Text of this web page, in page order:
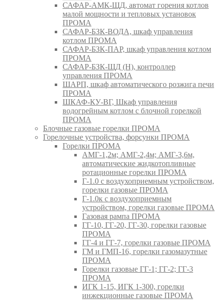
САФАР-АМК-ЩД, автомат горения котлов
малой мощности и тепловых установок
ПРОМА
САФАР-БЗК-ВОДА, шкаф управления
котлом ПРОМА
САФАР-БЗК-ПАР, шкаф управления котлом
ПРОМА
САФАР-БЗК-ЩД (Н), контроллер
управления ПРОМА
ШАРП, шкаф автоматического розжига печи
ПРОМА
ШКАФ-КУ-ВГ, Шкаф управления
водогрейным котлом с блочной горелкой
ПРОМА
Блочные газовые горелки ПРОМА
Горелочные устройства, форсунки ПРОМА
Горелки ПРОМА
АМГ-1,2м; АМГ-2,4м; АМГ-3,6м,
автоматические жидкотопливные
ротационные горелки ПРОМА
Г-1.0 с воздухоприемным устройством,
горелки газовые ПРОМА
Г-1.0к с воздухоприемным
устройством, горелки газовые ПРОМА
Газовая рампа ПРОМА
ГГ-10, ГГ-20, ГГ-30, горелки газовые
ПРОМА
ГГ-4 и ГГ-7, горелки газовые ПРОМА
ГМ и ГМП-16, горелки газомазутные
ПРОМА
Горелки газовые ГГ-1; ГГ-2; ГГ-3
ПРОМА
ИГК 1-15, ИГК 1-300, горелки
инжекционные газовые ПРОМА